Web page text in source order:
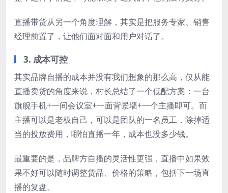
直播带货从另一个角度理解，其实是把服务专家、销售
经理前置了，让他们面对面和用户对话了。
3. 成本可控
其实品牌自播的成本并没有我们想象的那么高，仅从能
直播卖货的角度来说，村长总结了一个低配方案：一台
旗舰手机+一间会议室+一面背景墙+一个主播即可。而
主播可以是老板自己，可以是团队的一名员工，除掉适
当的投放费用，哪怕直播一年，成本也没多少钱。
最重要的是，品牌方自播的灵活性更强，直播中如果效
果不好可以随时调整货品、价格的策略，包括下一场直
播的复盘。